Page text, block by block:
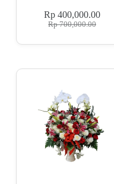
Rp700,000.00
Rp400,000.00